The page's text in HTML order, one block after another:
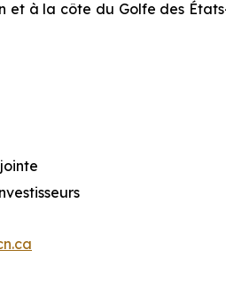
à la côte du Golfe des